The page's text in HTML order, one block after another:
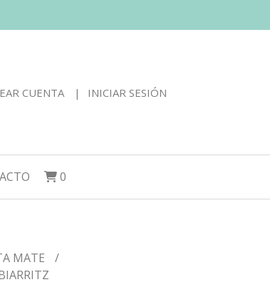
CUENTA INICIAR SESIÓN
0
MATE